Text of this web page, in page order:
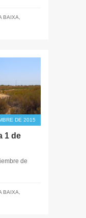
BAIXA
DE 2015
1 de
de
BAIXA,